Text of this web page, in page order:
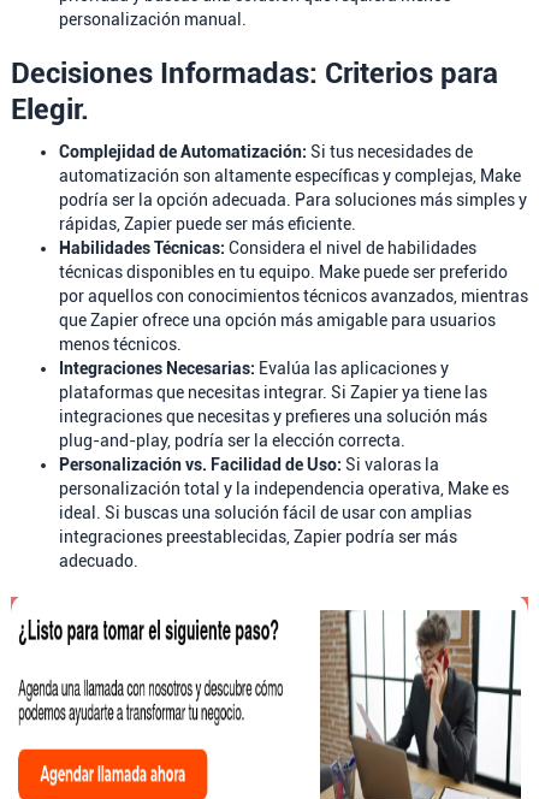
personalización manual.
Decisiones Informadas: Criterios para
Elegir.
Complejidad de Automatización: Si tus necesidades de
automatización son altamente específicas y complejas, Make
podría ser la opción adecuada. Para soluciones más simples y
rápidas, Zapier puede ser más eficiente.
Habilidades Técnicas: Considera el nivel de habilidades
técnicas disponibles en tu equipo. Make puede ser preferido
por aquellos con conocimientos técnicos avanzados, mientras
que Zapier ofrece una opción más amigable para usuarios
menos técnicos.
Integraciones Necesarias: Evalúa las aplicaciones y
plataformas que necesitas integrar. Si Zapier ya tiene las
integraciones que necesitas y prefieres una solución más
plug-and-play, podría ser la elección correcta.
Personalización vs. Facilidad de Uso: Si valoras la
personalización total y la independencia operativa, Make es
ideal. Si buscas una solución fácil de usar con amplias
integraciones preestablecidas, Zapier podría ser más
adecuado.